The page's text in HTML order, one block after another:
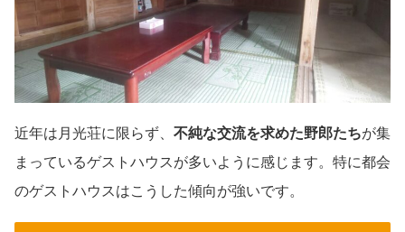
近年は月光荘に限らず、 不純な交流を求めた野郎たちが集
まっているゲストハウスが多いように感じます。特に都会
のゲストハウスはこうした傾向が強いです。